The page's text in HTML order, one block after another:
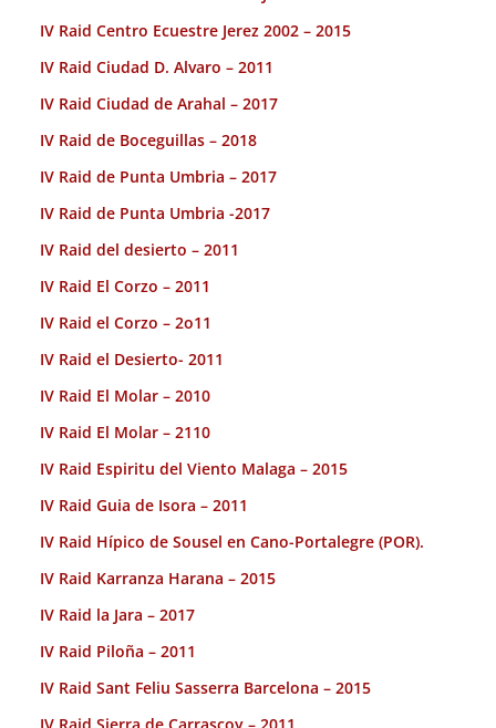
IV Raid Centro Ecuestre Jerez 2002 – 2015
IV Raid Ciudad D. Alvaro – 2011
IV Raid Ciudad de Arahal – 2017
IV Raid de Boceguillas – 2018
IV Raid de Punta Umbria – 2017
IV Raid de Punta Umbria -2017
IV Raid del desierto – 2011
IV Raid El Corzo – 2011
IV Raid el Corzo – 2o11
IV Raid el Desierto- 2011
IV Raid El Molar – 2010
IV Raid El Molar – 2110
IV Raid Espiritu del Viento Malaga – 2015
IV Raid Guia de Isora – 2011
IV Raid Hípico de Sousel en Cano-Portalegre (POR).
IV Raid Karranza Harana – 2015
IV Raid la Jara – 2017
IV Raid Piloña – 2011
IV Raid Sant Feliu Sasserra Barcelona – 2015